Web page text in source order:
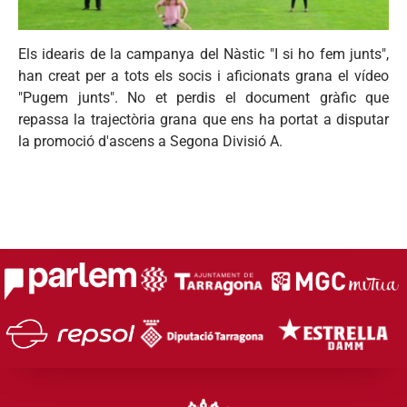
Els idearis de la campanya del Nàstic "I si ho fem junts",
han creat per a tots els socis i aficionats grana el vídeo
"Pugem junts". No et perdis el document gràfic que
repassa la trajectòria grana que ens ha portat a disputar
la promoció d'ascens a Segona Divisió A.